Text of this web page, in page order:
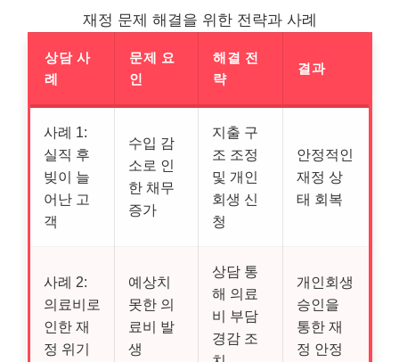
재정 문제 해결을 위한 전략과 사례
상담 사
례
문제 요
인
해결 전
략
결과
사례 1:
실직 후
빚이 늘
어난 고
객
수입 감
소로 인
한 채무
증가
지출 구
조 조정
및 개인
회생 신
청
안정적인
재정 상
태 회복
사례 2:
의료비로
인한 재
정 위기
예상치
못한 의
료비 발
생
상담 통
해 의료
비 부담
경감 조
개인회생
승인을
통한 재
정 안정